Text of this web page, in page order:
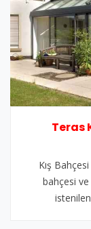
Teras
Kış
bahçesi ve